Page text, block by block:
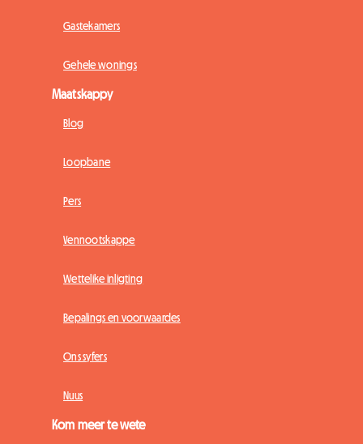
Gastekamers
Gehele wonings
Maatskappy
Blog
Loopbane
Pers
Vennootskappe
Wettelike inligting
Bepalings en voorwaardes
Ons syfers
Nuus
Kom meer te wete